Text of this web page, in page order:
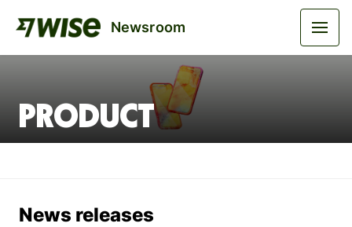
Newsroom
Product
News releases